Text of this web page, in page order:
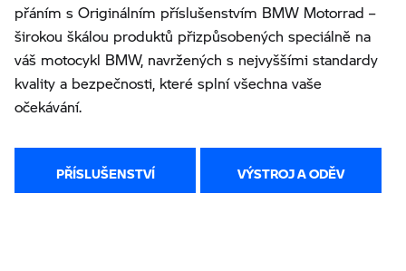
přáním s Originálním příslušenstvím BMW Motorrad –
širokou škálou produktů přizpůsobených speciálně na
váš motocykl BMW, navržených s nejvyššími standardy
kvality a bezpečnosti, které splní všechna vaše
očekávání.
PŘÍSLUŠENSTVÍ VÝSTROJ A ODĚV